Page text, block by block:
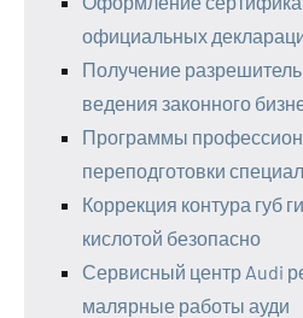
официальных
Получение
ведения законного
Программы
переподготовки
Коррекция контура губ
кислотой безопасно
Сервисный центр Audi
малярные работы ауди